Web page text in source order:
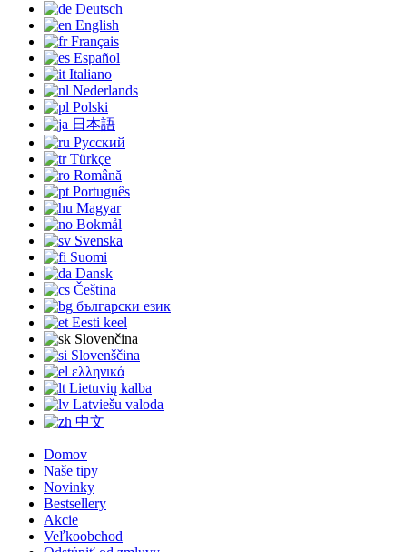
Deutsch
English
Français
Español
Italiano
Nederlands
Polski
日本語
Русский
Türkçe
Română
Português
Magyar
Bokmål
Svenska
Suomi
Dansk
Čeština
български език
Eesti keel
Slovenčina
Slovenščina
ελληνικά
Lietuvių kalba
Latviešu valoda
中文
Domov
Naše tipy
Novinky
Bestsellery
Akcie
Veľkoobchod